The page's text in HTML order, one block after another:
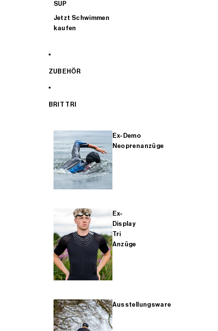
SUP
Jetzt Schwimmen
kaufen
ZUBEHÖR
BRIT TRI
Ex-Demo
Neoprenanzüge
Ex-
Display
Tri
Anzüge
Ausstellungsware